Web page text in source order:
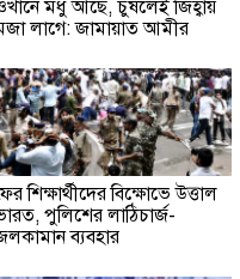
মধু আছে, চুষলেই জিহ্বায়
লাগে: জামায়াত আমীর
শিক্ষার্থীদের বিক্ষোভে উত্তাল
পুলিশের লাঠিচার্জ-
ব্যবহার